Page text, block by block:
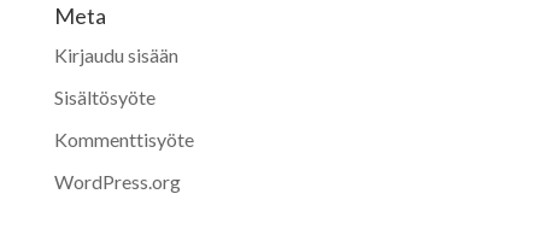
Meta
Kirjaudu sisään
Sisältösyöte
Kommenttisyöte
WordPress.org